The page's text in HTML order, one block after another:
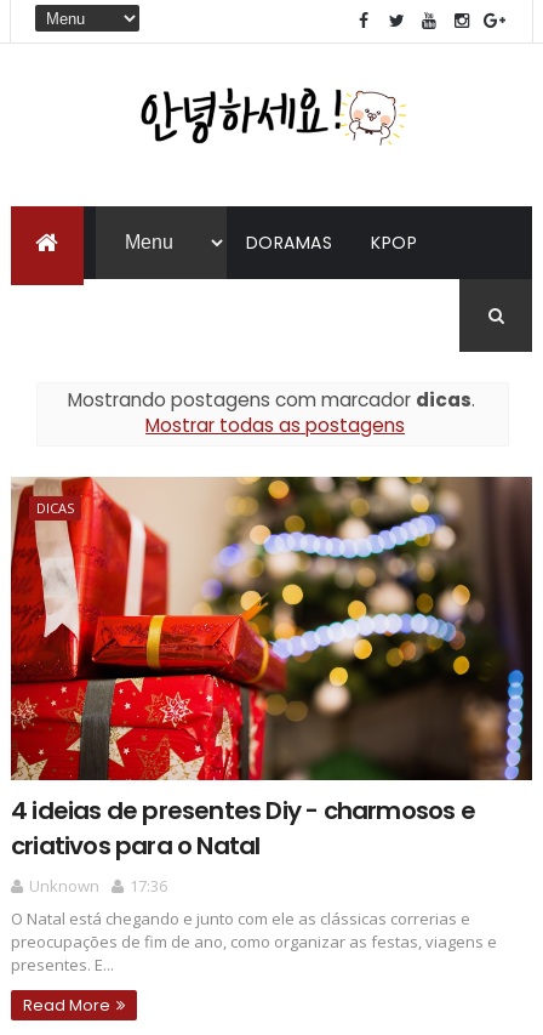
DORAMAS KPOP
Mostrando postagens com marcador dicas.
Mostrar todas as postagens
DICAS
4 ideias de presentes Diy - charmosos e
criativos para o Natal
Unknown
17:36
O Natal está chegando e junto com ele as clássicas correrias e
preocupações de fim de ano, como organizar as festas, viagens e
presentes. E...
Read More